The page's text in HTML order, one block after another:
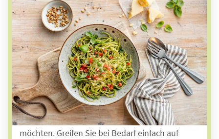
Ausgezeichneter Service zu fairen
Preisen
Unsere Speisenkarte bietet täglich 6
verschiedene Gerichte zur Auswahl. Das
Angebot reicht von herzhafter Hausmannskost
bis hin zu beliebten Spezialitäten. Statt einer
täglichen Lieferung heißer Gerichte können Sie
mit unsererTiefkühl-Anlieferungauch ganz
flexibel entscheiden, was Sie wann essen
möchten. Greifen Sie bei Bedarf einfach auf